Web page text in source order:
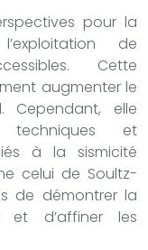
pour la
de
Cette
augmenter le
Cependant, elle
et
à la sismicité
celui de Soultz-
de démontrer la
d’affiner les